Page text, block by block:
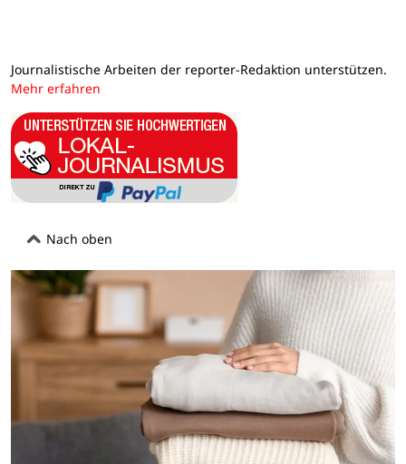
Journalistische Arbeiten der reporter-Redaktion unterstützen.
Mehr erfahren
Nach oben